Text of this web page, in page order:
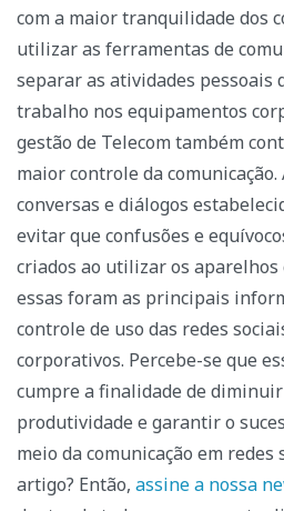
com a maior tranquilidade dos
utilizar as ferramentas de
separar as atividades pessoais
trabalho nos equipamentos
gestão de Telecom também
maior controle da
conversas e diálogos
evitar que confusões e
criados ao utilizar os aparelhos
essas foram as principais
controle de uso das redes
corporativos. Percebe-se que
cumpre a finalidade de
produtividade e garantir o
meio da comunicação em redes
artigo? Então, assine a nossa